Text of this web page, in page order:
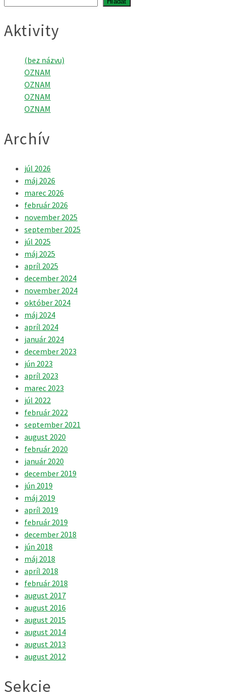
Aktivity
(bez názvu)
OZNAM
OZNAM
OZNAM
OZNAM
Archív
júl 2026
máj 2026
marec 2026
február 2026
november 2025
september 2025
júl 2025
máj 2025
apríl 2025
december 2024
november 2024
október 2024
máj 2024
apríl 2024
január 2024
december 2023
jún 2023
apríl 2023
marec 2023
júl 2022
február 2022
september 2021
august 2020
február 2020
január 2020
december 2019
jún 2019
máj 2019
apríl 2019
február 2019
december 2018
jún 2018
máj 2018
apríl 2018
február 2018
august 2017
august 2016
august 2015
august 2014
august 2013
august 2012
Sekcie